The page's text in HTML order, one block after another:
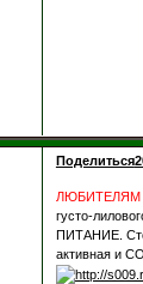
Поделиться
ЛЮБИТЕЛЯМ
густо-
ПИТАНИЕ.
активная и